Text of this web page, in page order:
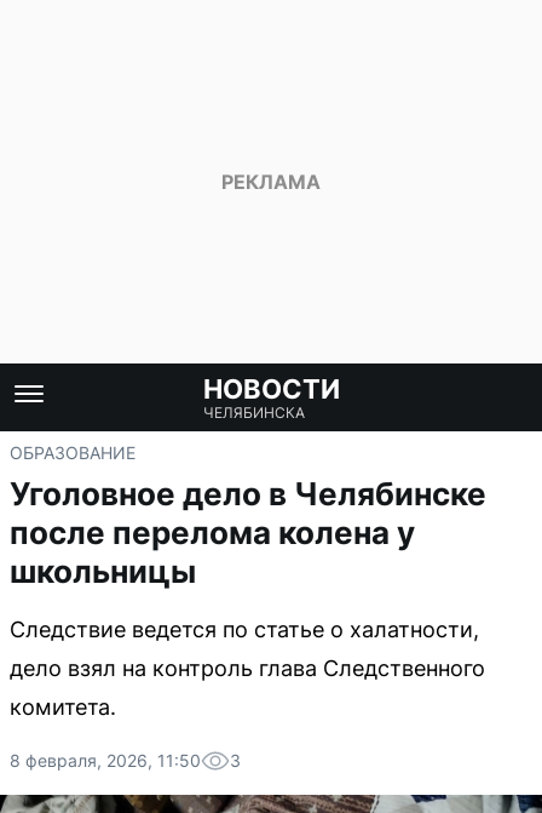
НОВОСТИ
ЧЕЛЯБИНСКА
ОБРАЗОВАНИЕ
Уголовное дело в Челябинске
после перелома колена у
школьницы
Следствие ведется по статье о халатности,
дело взял на контроль глава Следственного
комитета.
8 февраля, 2026, 11:50 3